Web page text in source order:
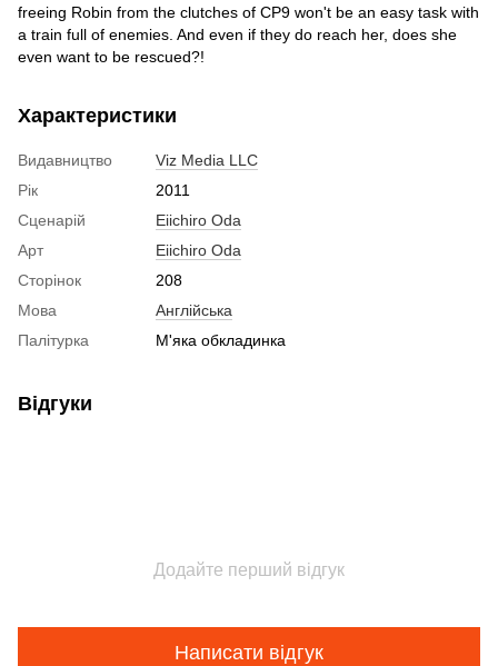
freeing Robin from the clutches of CP9 won't be an easy task with
a train full of enemies. And even if they do reach her, does she
even want to be rescued?!
Характеристики
Видавництво
Viz Media LLC
Рік
2011
Сценарій
Eiichiro Oda
Арт
Eiichiro Oda
Сторінок
208
Мова
Англійська
Палітурка
М'яка обкладинка
Відгуки
Додайте перший відгук
Написати відгук